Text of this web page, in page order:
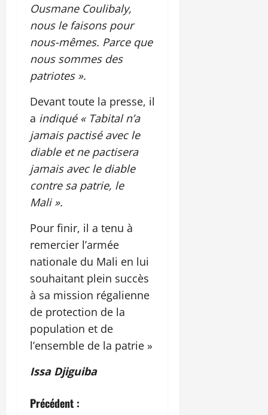
Ousmane Coulibaly,
nous le faisons pour
nous-mêmes. Parce que
nous sommes des
patriotes ».
Devant toute la presse, il
a indiqué « Tabital n’a
jamais pactisé avec le
diable et ne pactisera
jamais avec le diable
contre sa patrie, le
Mali ».
Pour finir, il a tenu à
remercier l’armée
nationale du Mali en lui
souhaitant plein succès
à sa mission régalienne
de protection de la
population et de
l’ensemble de la patrie »
Issa Djiguiba
N
Précédent :